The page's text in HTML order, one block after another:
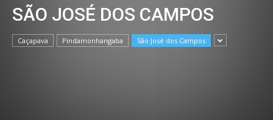
SÃO JOSÉ DOS CAMPOS
Caçapava Pindamonhangaba São José dos Campos